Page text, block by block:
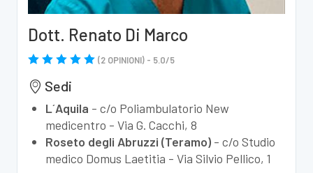
Dott. Renato Di Marco
(2 OPINIONI) - 5.0/5
Sedi
L´Aquila - c/o Poliambulatorio New
medicentro - Via G. Cacchi, 8
Roseto degli Abruzzi (Teramo) - c/o Studio
medico Domus Laetitia - Via Silvio Pellico, 1